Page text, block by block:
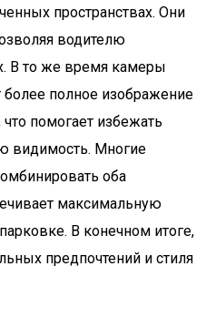
пространствах. Они
водителю
В то же время камеры
полное изображение
помогает избежать
видимость. Многие
оба
максимальную
В конечном итоге,
предпочтений и стиля